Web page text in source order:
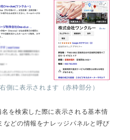
側に表示されます（赤枠部分）
を検索した際に表示される基本情
などの情報をナレッジパネルと呼び